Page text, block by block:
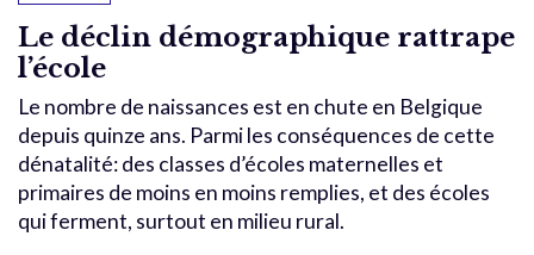
Le déclin démographique rattrape
l’école
Le nombre de naissances est en chute en Belgique
depuis quinze ans. Parmi les conséquences de cette
dénatalité: des classes d’écoles maternelles et
primaires de moins en moins remplies, et des écoles
qui ferment, surtout en milieu rural.